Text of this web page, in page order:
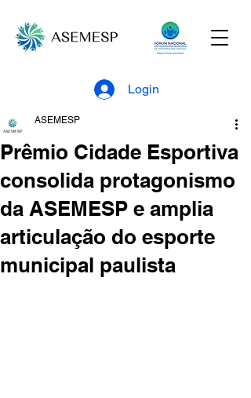
Login
Prêmio Cidade Esportiva
consolida protagonismo
da ASEMESP e amplia
articulação do esporte
municipal paulista
ASEMESP